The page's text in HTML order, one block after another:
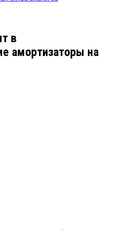
в
амортизаторы на